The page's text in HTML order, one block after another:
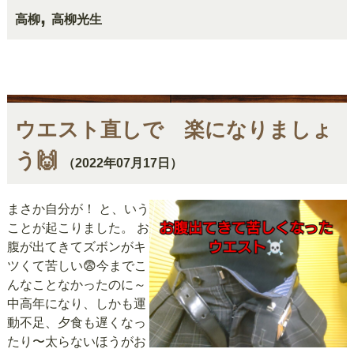
高柳, 高柳光生
ウエスト直しで 楽になりましょ
う🙌
（2022年07月17日）
まさか自分が！ と、いう
ことが起こりました。 お
腹が出てきてズボンがキ
ツくて苦しい😨今までこ
んなことなかったのに～
中高年になり、しかも運
動不足、夕食も遅くなっ
たり〜太らないほうがお